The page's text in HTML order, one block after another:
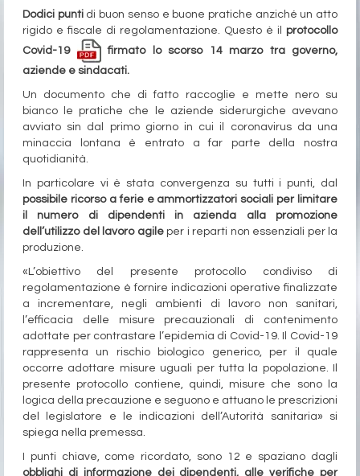
Dodici puntidi buon senso e buone pratiche anziché un atto
rigido e fiscale di regolamentazione. Questo è il protocollo
Covid-19
firmato lo scorso 14 marzo tra governo,
aziende e sindacati.
Un documento che di fatto raccoglie e mette nero su
bianco le pratiche che le aziende siderurgiche avevano
avviato sin dal primo giorno in cui il coronavirus da una
minaccia lontana è entrato a far parte della nostra
quotidianità.
In particolare vi è stata convergenza su tutti i punti, dal
possibile ricorso a ferie e ammortizzatori sociali per limitare
il numero di dipendenti in azienda alla promozione
dell’utilizzo del lavoro agileper i reparti non essenziali per la
produzione.
«L’obiettivo del presente protocollo condiviso di
regolamentazione è fornire indicazioni operative finalizzate
a incrementare, negli ambienti di lavoro non sanitari,
l’efficacia delle misure precauzionali di contenimento
adottate per contrastare l’epidemia di Covid-19. Il Covid-19
rappresenta un rischio biologico generico, per il quale
occorre adottare misure uguali per tutta la popolazione. Il
presente protocollo contiene, quindi, misure che sono la
logica della precauzione e seguono e attuano le prescrizioni
del legislatore e le indicazioni dell’Autorità sanitaria» si
spiega nella premessa.
I punti chiave, come ricordato, sono 12 e spaziano dagli
obblighi di informazione dei dipendenti, alle verifiche per